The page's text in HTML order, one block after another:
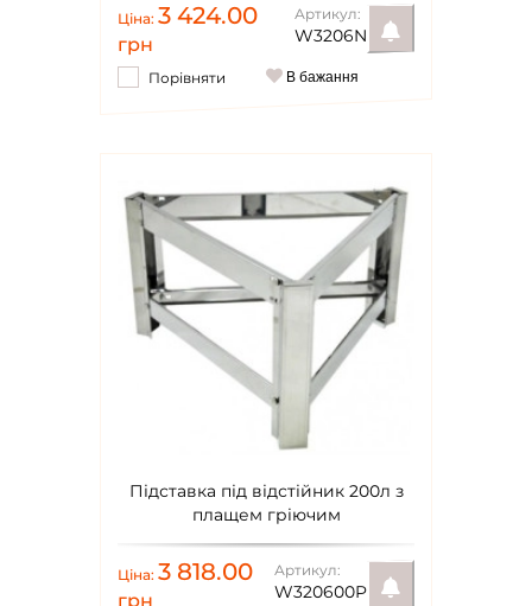
Ціна: 3 424.00
грн
Артикул:
W3206N
Порівняти В бажання
Підставка під відстійник 200л з
плащем гріючим
Ціна: 3 818.00
грн
Артикул:
W320600P